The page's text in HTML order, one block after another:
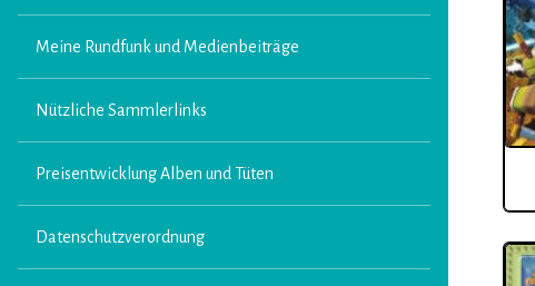
Meine Rundfunk und Medienbeiträge
Nützliche Sammlerlinks
Preisentwicklung Alben und Tüten
Datenschutzverordnung